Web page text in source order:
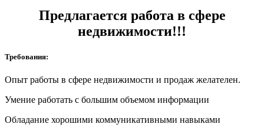
Предлагается работа в сфере
недвижимости!!!
Требования:
Опыт работы в сфере недвижимости и продаж желателен.
Умение работать с большим объемом информации
Обладание хорошими коммуникативными навыками